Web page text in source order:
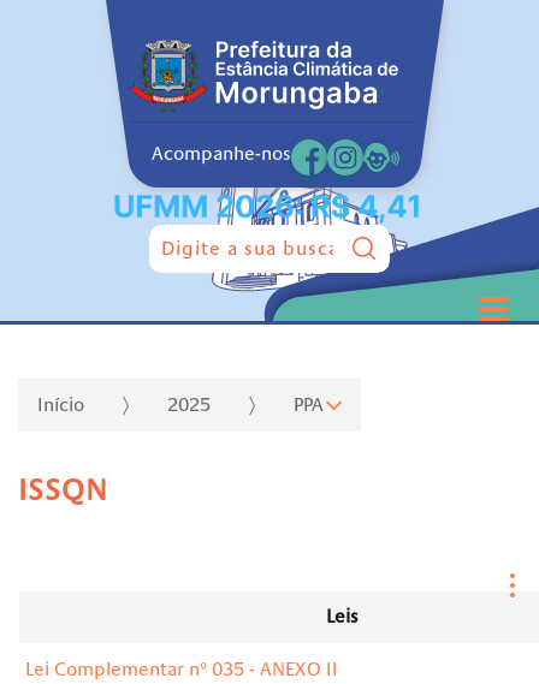
Acompanhe-nos
Pesquisar:
Início 2025 PPA
ISSQN
Leis
Lei Complementar nº 035 - ANEXO II